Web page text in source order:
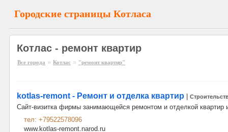
Городские страницы Котласа
Котлас - ремонт квартир
Все города » Котлас » "ремонт квартир"
kotlas-remont - Ремонт и отделка квартир
Сайт-визитка фирмы занимающейся ремонтом и отделкой квартир
тел: +79522578096
www.kotlas-remont.narod.ru